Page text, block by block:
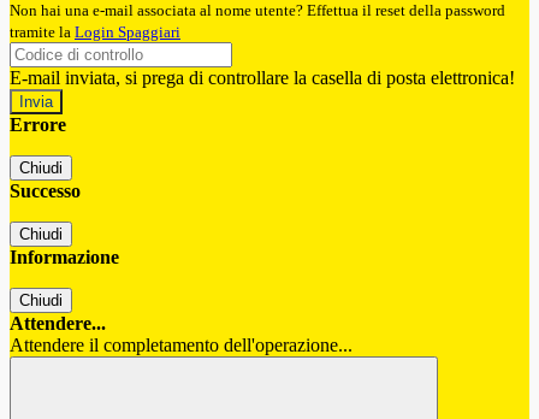
Non hai una e-mail associata al nome utente? Effettua il reset della password
tramite la Login Spaggiari
E-mail inviata, si prega di controllare la casella di posta elettronica!
Errore
Chiudi
Successo
Chiudi
Informazione
Chiudi
Attendere...
Attendere il completamento dell'operazione...